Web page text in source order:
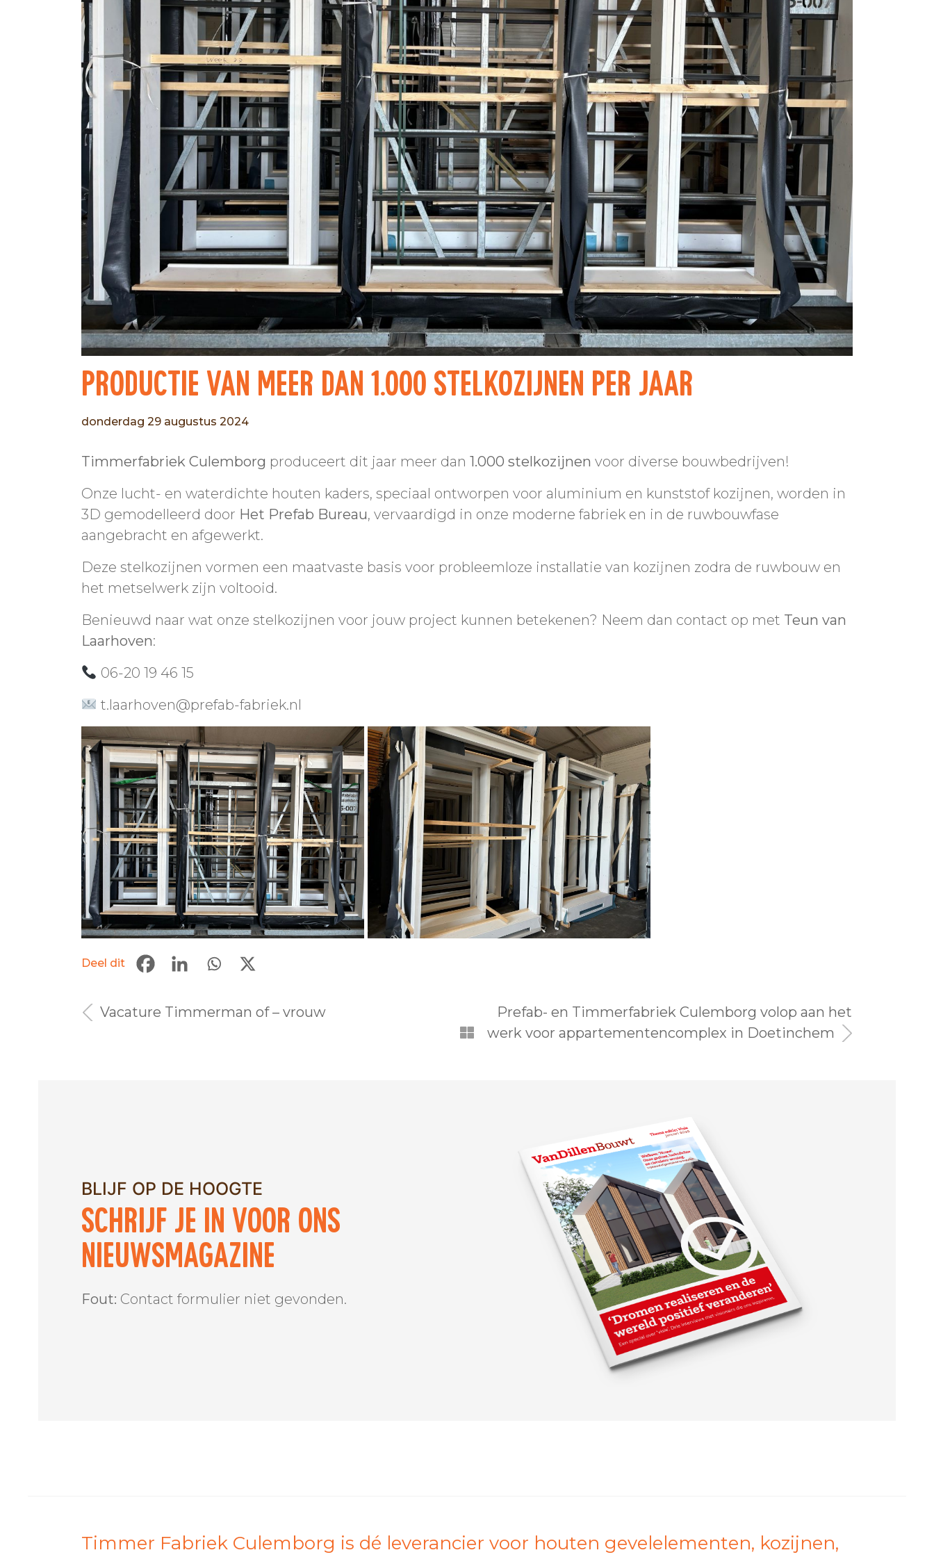
Productie van meer dan 1.000 stelkozijnen per jaar
donderdag 29 augustus 2024
Timmerfabriek Culemborg produceert dit jaar meer dan 1.000 stelkozijnen voor diverse bouwbedrijven!
Onze lucht- en waterdichte houten kaders, speciaal ontworpen voor aluminium en kunststof kozijnen, worden in
3D gemodelleerd door Het Prefab Bureau, vervaardigd in onze moderne fabriek en in de ruwbouwfase
aangebracht en afgewerkt.
Deze stelkozijnen vormen een maatvaste basis voor probleemloze installatie van kozijnen zodra de ruwbouw en
het metselwerk zijn voltooid.
Benieuwd naar wat onze stelkozijnen voor jouw project kunnen betekenen? Neem dan contact op met Teun van
Laarhoven:
06-20 19 46 15
t.laarhoven@prefab-fabriek.nl
Deel dit
Bericht
Vacature Timmerman of – vrouw
Prefab- en Timmerfabriek Culemborg volop aan het
werk voor appartementencomplex in Doetinchem
BLIJF OP DE HOOGTE
Schrijf je in voor ons
nieuwsmagazine
Fout: Contact formulier niet gevonden.
Timmer Fabriek Culemborg is dé leverancier voor houten gevelelementen, kozijnen,